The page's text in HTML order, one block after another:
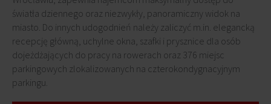
światła dziennego oraz niezwykły, panoramiczny widok na
miasto. Do innych udogodnień należy zaliczyć m.in. elegancką
recepcję główną, uchylne okna, szafki i prysznice dla osób
dojeżdżających do pracy na rowerach oraz 376 miejsc
parkingowych zlokalizowanych na czterokondygnacyjnym
parkingu.